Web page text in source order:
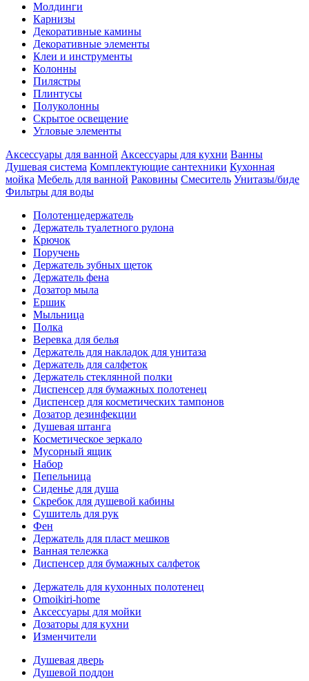
Молдинги
Карнизы
Декоративные камины
Декоративные элементы
Клеи и инструменты
Колонны
Пилястры
Плинтусы
Полуколонны
Скрытое освещение
Угловые элементы
Аксессуары для ванной Аксессуары для кухни Ванны
Душевая система Комплектующие сантехники Кухонная
мойка Мебель для ванной Раковины Смеситель Унитазы/биде
Фильтры для воды
Полотенцедержатель
Держатель туалетного рулона
Крючок
Поручень
Держатель зубных щеток
Держатель фена
Дозатор мыла
Eршик
Мыльница
Полка
Веревка для белья
Держатель для накладок для унитаза
Держатель для салфеток
Держатель стеклянной полки
Диспенсер для бумажных полотенец
Диспенсер для косметических тампонов
Дозатор дезинфекции
Душевая штанга
Косметическое зеркало
Мусорный ящик
Набор
Пепельница
Сиденье для душа
Скребок для душевой кабины
Сушитель для рук
Фен
Держатель для пласт мешков
Ванная тележка
Диспенсер для бумажных салфеток
Держатель для кухонных полотенец
Omoikiri-home
Аксессуары для мойки
Дозаторы для кухни
Изменчители
Душевая дверь
Душевой поддон